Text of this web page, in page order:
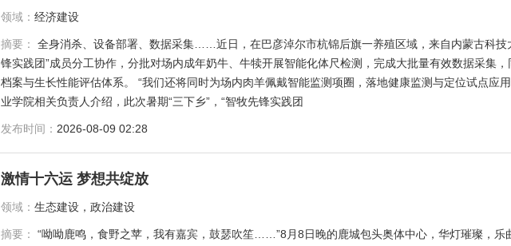
领域：经济建设
摘要：
全身消杀、设备部署、数据采集……近日，在巴彦淖尔市杭锦后旗一养殖区域，来自内蒙古科技
锋实践团”成员分工协作，分批对场内成年奶牛、牛犊开展智能化体尺检测，完成大批量有效数据采集
档案与生长性能评估体系。 “我们还将同时为场内肉羊佩戴智能监测项圈，落地健康监测与定位试点应
业学院相关负责人介绍，此次暑期“三下乡”，“智牧先锋实践团
发布时间： 2026-08-09 02:28
激情十六运 梦想共绽放
领域：生态建设，政治建设
摘要：
“呦呦鹿鸣，食野之苹，我有嘉宾，鼓瑟吹笙……”8月8日晚的鹿城包头奥体中心，华灯璀璨，乐